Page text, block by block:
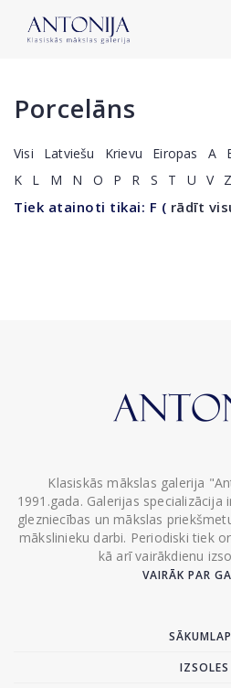
Porcelāns
Visi Latviešu Krievu Eiropas A
K
L M N O P R S T U V Z
Tiek atainoti tikai: F ( rādīt
Klasiskās mākslas galerija
1991.gada. Galerijas
glezniecības un mākslas
mākslinieku darbi. Periodiski tiek
kā arī vairākdienu
VAIRĀK PAR
IZSOLES